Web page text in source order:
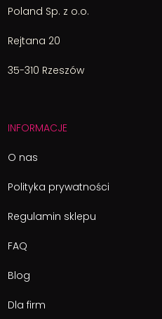
Poland Sp. z o.o.
Rejtana 20
35-310 Rzeszów
INFORMACJE
O nas
Polityka prywatności
Regulamin sklepu
FAQ
Blog
Dla firm